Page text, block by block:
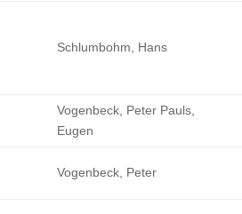
Schlumbohm, Hans
Vogenbeck, Peter Pauls,
Eugen
Vogenbeck, Peter